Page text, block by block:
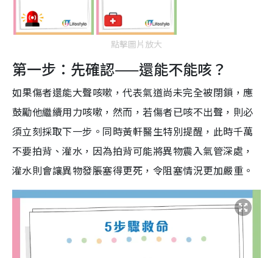
點擊圖片放大
第一步：先確認——還能不能咳？
如果傷者還能大聲咳嗽，代表氣道尚未完全被閉鎖，應
鼓勵他繼續用力咳嗽，然而，若傷者已咳不出聲，則必
須立刻採取下一步。同時黃軒醫生特別提醒，此時千萬
不要拍背、灌水，因為拍背可能將異物震入氣管深處，
灌水則會讓異物發脹塞得更死，令阻塞情況更加嚴重。